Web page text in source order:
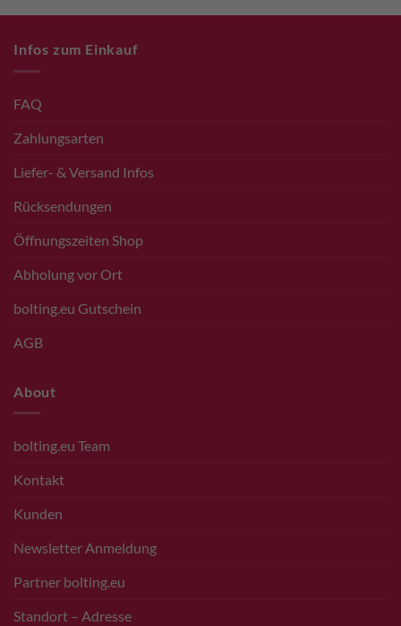
Infos zum Einkauf
FAQ
Zahlungsarten
Liefer- & Versand Infos
Rücksendungen
Öffnungszeiten Shop
Abholung vor Ort
bolting.eu Gutschein
AGB
About
bolting.eu Team
Kontakt
Kunden
Newsletter Anmeldung
Partner bolting.eu
Standort – Adresse